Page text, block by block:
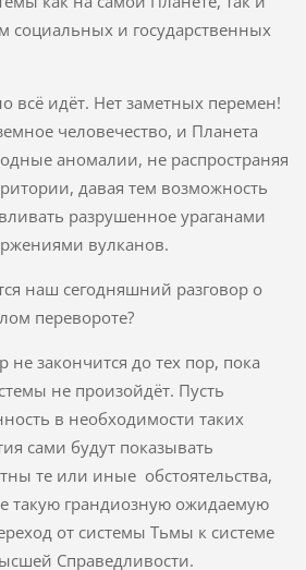
социальных и государственных
всё идёт. Нет заметных перемен!
человечество, и Планета
аномалии, не распространяя
давая тем возможность
разрушенное ураганами
вулканов.
наш сегодняшний разговор о
перевороте?
не закончится до тех пор, пока
не произойдёт. Пусть
в необходимости таких
сами будут показывать
те или иные обстоятельства,
такую грандиозную ожидаемую
от системы Тьмы к системе
Справедливости.